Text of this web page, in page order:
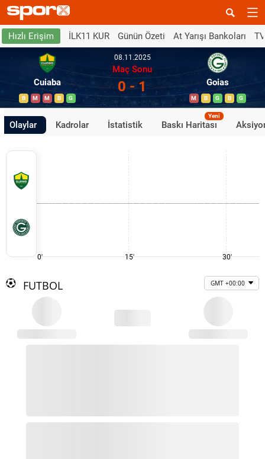
Hızlı Erişim İLK11 KUR Günün Özeti At Yarışı Bankoları
Cuiaba
B M M B G
08.11.2025
Maç Sonu
0 - 1 Goias
M B G B G
Olaylar Kadrolar İstatistik Baskı Haritası
Yeni
0' 15' 30'
FUTBOL GMT +00:00